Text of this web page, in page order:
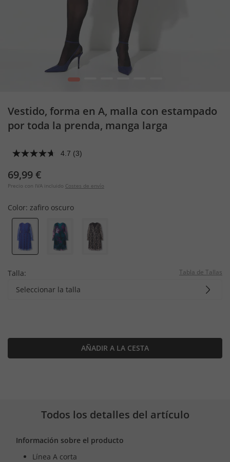
1
Vestido, forma en A, malla con estampado
por toda la prenda, manga larga
4.7 (3)
69,99 €
Precio con IVA incluido Costes de envío
Color: zafiro oscuro
Talla: Tabla de Tallas
Seleccionar la talla
AÑADIR A LA CESTA
Todos los detalles del artículo
Información sobre el producto
Línea A corta